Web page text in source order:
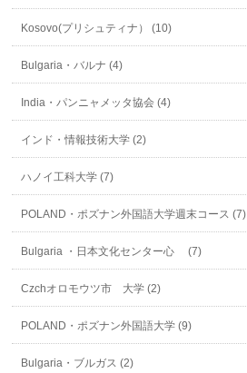
Kosovo(プリシュティナ） (10)
Bulgaria・バルナ (4)
India・パンニャメッタ協会 (4)
インド・情報技術大学 (2)
ハノイ工科大学 (7)
POLAND・ポズナン外国語大学週末コース (7)
Bulgaria ・日本文化センター心 (7)
Czchオロモウツ市 大学 (2)
POLAND・ポズナン外国語大学 (9)
Bulgaria・ブルガス (2)